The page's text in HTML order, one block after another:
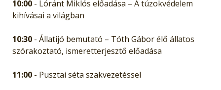
10:00- Lóránt Miklós előadása – A túzokvédelem
kihívásai a világban
10:30- Állatijó bemutató – Tóth Gábor élő állatos
szórakoztató, ismeretterjesztő előadása
11:00- Pusztai séta szakvezetéssel